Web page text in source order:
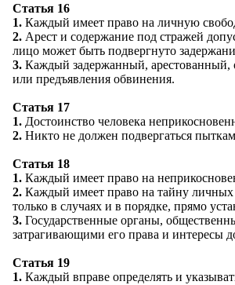
Статья 16
1. Каждый имеет право на личную
2. Арест и содержание под стражей
лицо может быть подвергнуто
3. Каждый задержанный, арестованный,
или предъявления обвинения.
Статья 17
1. Достоинство человека
2. Никто не должен подвергаться
Статья 18
1. Каждый имеет право на
2. Каждый имеет право на тайну личных
только в случаях и в порядке, прямо
3. Государственные органы,
затрагивающими его права и интересы
Статья 19
1. Каждый вправе определять и